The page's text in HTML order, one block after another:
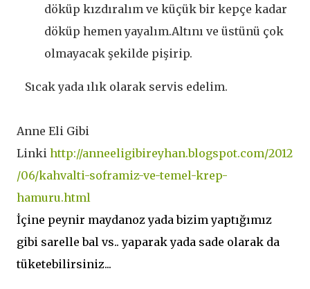
döküp kızdıralım ve küçük bir kepçe kadar
döküp hemen yayalım.Altını ve üstünü çok
olmayacak şekilde pişirip.
Sıcak yada ılık olarak servis edelim.
Anne Eli Gibi
Linki http://anneeligibireyhan.blogspot.com/2012
/06/kahvalti-soframiz-ve-temel-krep-
hamuru.html
İçine peynir maydanoz yada bizim yaptığımız
gibi sarelle bal vs.. yaparak yada sade olarak da
tüketebilirsiniz...